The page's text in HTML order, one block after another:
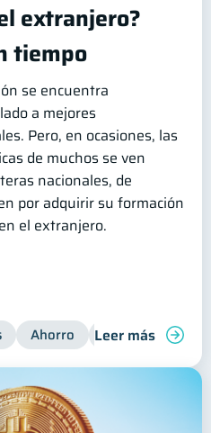
Finanzas para jóvenes
extranjero?
tiempo
se encuentra
a mejores
Pero, en ocasiones, las
de muchos se ven
nacionales, de
por adquirir su formación
el extranjero.
Ahorro Finanzas para
Leer más